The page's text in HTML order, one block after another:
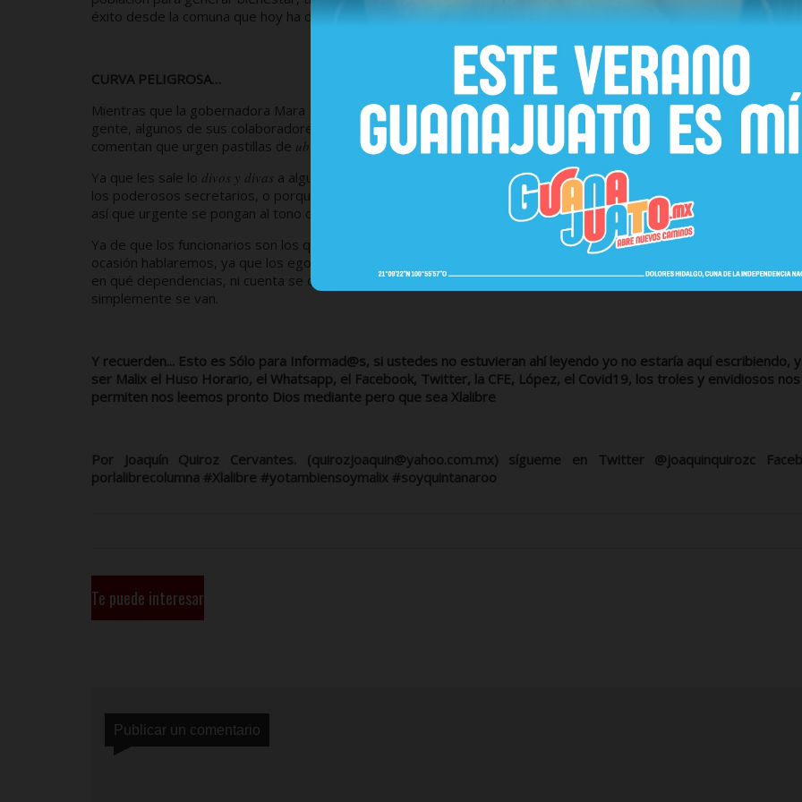
éxito desde la comuna que hoy ha dado a la primera gobernadora en la historia de Quintana Roo.
CURVA PELIGROSA…
Mientras que la gobernadora Mara Lezama está dando ejemplo y muestras permanentes de sencillez y cercanía
gente, algunos de sus colaboradores y colaboradoras no han captado ni entendido esto, ya Heraldos de Xlalibre,
comentan que urgen pastillas de ubicatex
a algunos de los secretarios, secretarias, directores y directoras.
Ya que les sale lo divos y divas a algunos y o no aceptan oficios porque no colocaron sus tantos títulos universitarios
los poderosos secretarios, o porque algún apellido no estaba bien cuando son peticiones ciudadanas las que les
así que urgente se pongan al tono de la gobernadora, porque no se les olvide son servidores del pueblo.
Ya de que los funcionarios son los que quieren hacer los eventos, y pararse el cuello con la gobernadora, en otra
ocasión hablaremos, ya que los egos y la falta de coordinación a poquitos días se empieza a ver, iremos
en qué dependencias, ni cuenta se dan que, así como llegaron si no se ponen las pilas y atienden bien a la gente
simplemente se van.
Y recuerden... Esto es Sólo para Informad@s, si ustedes no estuvieran ahí leyendo yo no estaría aquí escribiendo,
ser Malix el Huso Horario, el Whatsapp, el Facebook, Twitter, la CFE, López, el Covid19, los troles y envidiosos
permiten nos leemos pronto Dios mediante pero que sea Xlalibre
Por Joaquín Quiroz Cervantes. (quirozjoaquin@yahoo.com.mx) sígueme en Twitter @joaquinquirozc
porlalibrecolumna #Xlalibre #yotambiensoymalix #soyquintanaroo
Te puede interesar
Publicar un comentario